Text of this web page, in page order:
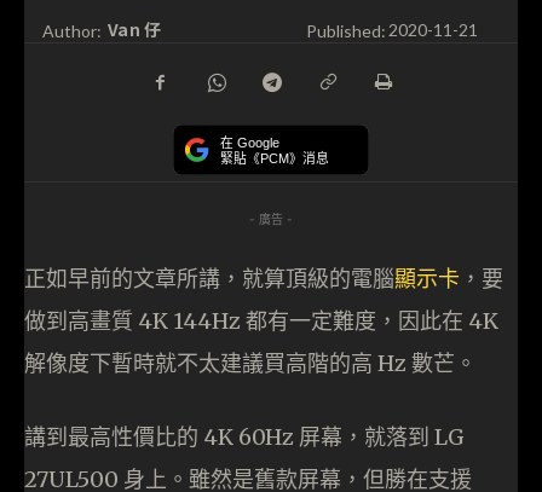
Author: Van 仔 Published:2020-11-21
在 Google
緊貼《PCM》消息
- 廣告 -
正如早前的文章所講，就算頂級的電腦顯示卡 ，要
做到高畫質 4K 144Hz 都有一定難度，因此在 4K
解像度下暫時就不太建議買高階的高 Hz 數芒。
講到最高性價比的 4K 60Hz 屏幕，就落到 LG
27UL500 身上。雖然是舊款屏幕，但勝在支援